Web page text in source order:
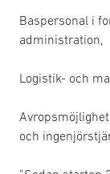
Baspersonal i
administration,
Logistik- och
och